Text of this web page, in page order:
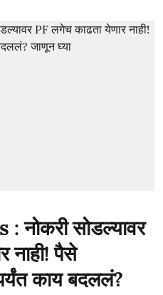
नोकरी सोडल्यावर
नाही! पैसे
काय बदललं?